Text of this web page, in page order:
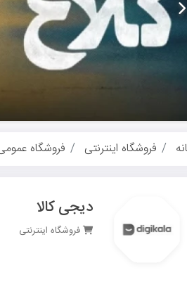
فروشگاه اینترنتی فروشگاه
دیجی کالا
فروشگاه اینترنتی